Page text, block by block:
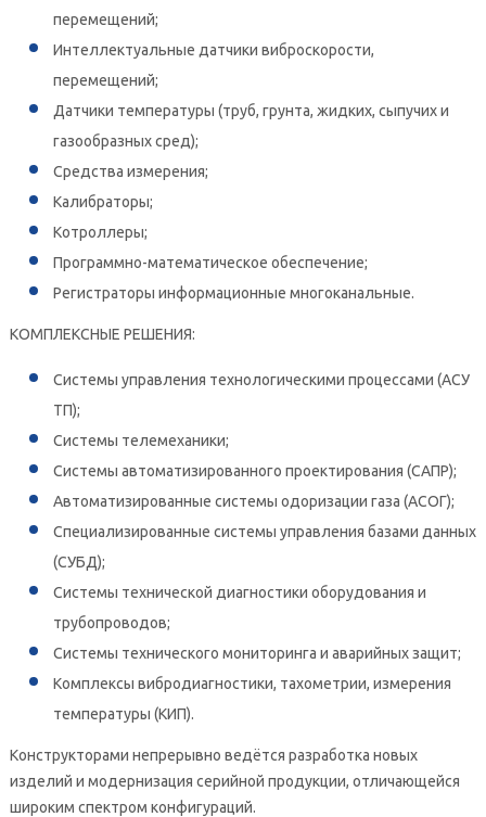
перемещений;
­Интеллектуальные датчики виброскорости,
перемещений;
­Датчики температуры (труб, грунта, жидких, сыпучих и
газообразных сред);
­Средства измерения;
­Калибраторы;
­Котроллеры;
­Программно-математическое обеспечение;
­Регистраторы информационные многоканальные.
КОМПЛЕКСНЫЕ РЕШЕНИЯ:
­Системы управления технологическими процессами (АСУ
ТП);
­Системы телемеханики;
­Системы автоматизированного проектирования (САПР);
­Автоматизированные системы одоризации газа (АСОГ);
­Специализированные системы управления базами данных
(СУБД);
­Системы технической диагностики оборудования и
трубопроводов;
­Системы технического мониторинга и аварийных защит;
­Комплексы вибродиагностики, тахометрии, измерения
температуры (КИП).
Конструкторами непрерывно ведётся разработка новых
изделий и модернизация серийной продукции, отличающейся
широким спектром конфигураций.